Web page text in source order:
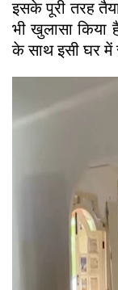
इसके पूरी तरह
भी खुलासा किया
के साथ इसी घर में